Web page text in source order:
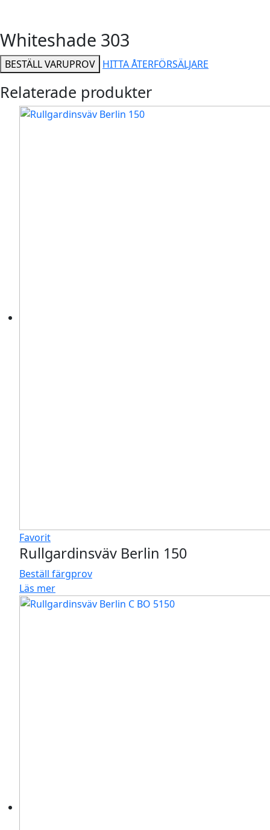
Whiteshade 303
BESTÄLL VARUPROV HITTA ÅTERFÖRSÄLJARE
Relaterade produkter
Favorit
Rullgardinsväv Berlin 150
Beställ färgprov
Läs mer